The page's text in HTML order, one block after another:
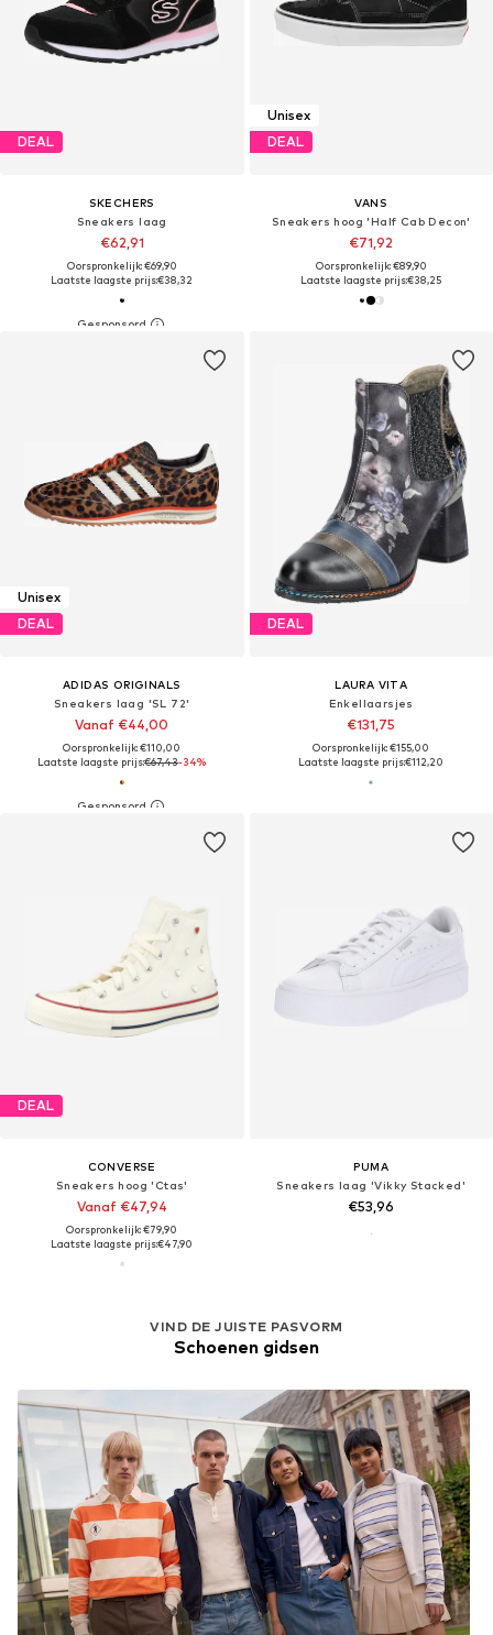
DEAL
SKECHERS
Sneakers laag
€62,91
Oorspronkelijk: €69,90
Laatste laagste prijs:€38,32
Unisex
DEAL
VANS
Sneakers hoog 'Half Cab Decon'
€71,92
Oorspronkelijk: €89,90
Laatste laagste prijs:€38,25
Unisex
DEAL
ADIDAS ORIGINALS
Sneakers laag 'SL 72'
Vanaf €44,00
Oorspronkelijk: €110,00
Laatste laagste prijs:€67,43-34%
DEAL
LAURA VITA
Enkellaarsjes
€131,75
Oorspronkelijk: €155,00
Laatste laagste prijs:€112,20
DEAL
CONVERSE
Sneakers hoog 'Ctas'
Vanaf €47,94
Oorspronkelijk: €79,90
Laatste laagste prijs:€47,90
PUMA
Sneakers laag 'Vikky Stacked'
€53,96
VIND DE JUISTE PASVORM
Schoenen gidsen